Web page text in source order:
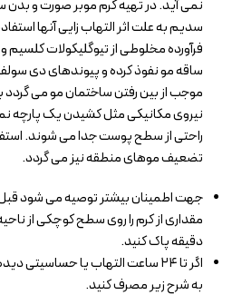
نمی آید. در تهیه کرم موبر صورت و بدن
سدیم به علت اثر التهاب زایی آنها
فرآورده مخلوطی از تیوگلیکولات
ساقه مو نفوذ کرده و پیوندهای دی
موجب از بین رفتن ساختمان مو می گردد
نیروی مکانیکی مثل کشیدن یک پارچه
راحتی از سطح پوست جدا می شوند.
تضعیف موهای منطقه نیز می گردد.
جهت اطمینان بیشتر توصیه می شود
دقیقه پاک کنید.
اگر تا ۲۴ ساعت التهاب یا حساسیتی
به شرح زیر مصرف کنید.